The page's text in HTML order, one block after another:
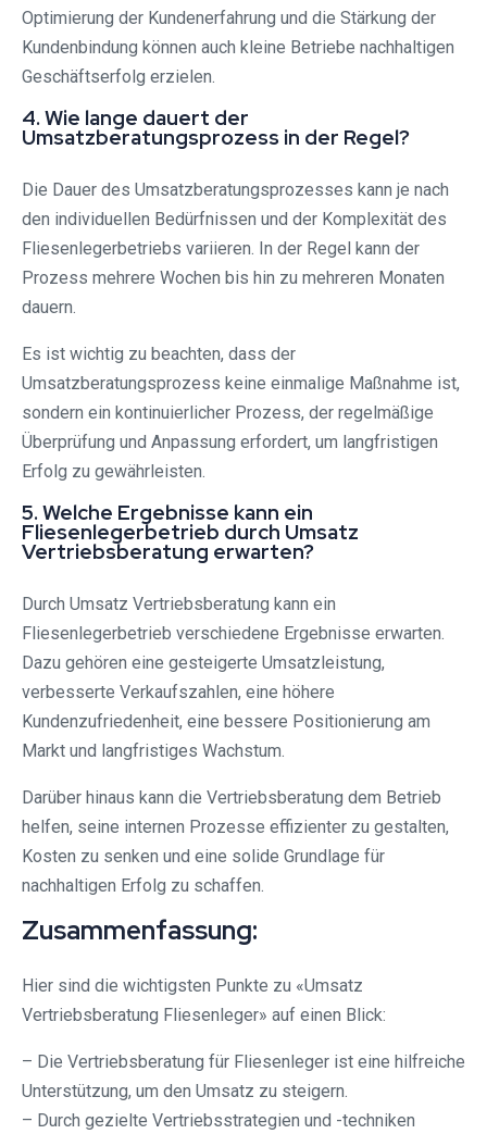
Optimierung der Kundenerfahrung und die Stärkung der
Kundenbindung können auch kleine Betriebe nachhaltigen
Geschäftserfolg erzielen.
4. Wie lange dauert der
Umsatzberatungsprozess in der Regel?
Die Dauer des Umsatzberatungsprozesses kann je nach
den individuellen Bedürfnissen und der Komplexität des
Fliesenlegerbetriebs variieren. In der Regel kann der
Prozess mehrere Wochen bis hin zu mehreren Monaten
dauern.
Es ist wichtig zu beachten, dass der
Umsatzberatungsprozess keine einmalige Maßnahme ist,
sondern ein kontinuierlicher Prozess, der regelmäßige
Überprüfung und Anpassung erfordert, um langfristigen
Erfolg zu gewährleisten.
5. Welche Ergebnisse kann ein
Fliesenlegerbetrieb durch Umsatz
Vertriebsberatung erwarten?
Durch Umsatz Vertriebsberatung kann ein
Fliesenlegerbetrieb verschiedene Ergebnisse erwarten.
Dazu gehören eine gesteigerte Umsatzleistung,
verbesserte Verkaufszahlen, eine höhere
Kundenzufriedenheit, eine bessere Positionierung am
Markt und langfristiges Wachstum.
Darüber hinaus kann die Vertriebsberatung dem Betrieb
helfen, seine internen Prozesse effizienter zu gestalten,
Kosten zu senken und eine solide Grundlage für
nachhaltigen Erfolg zu schaffen.
Zusammenfassung:
Hier sind die wichtigsten Punkte zu «Umsatz
Vertriebsberatung Fliesenleger» auf einen Blick:
– Die Vertriebsberatung für Fliesenleger ist eine hilfreiche
Unterstützung, um den Umsatz zu steigern.
– Durch gezielte Vertriebsstrategien und -techniken